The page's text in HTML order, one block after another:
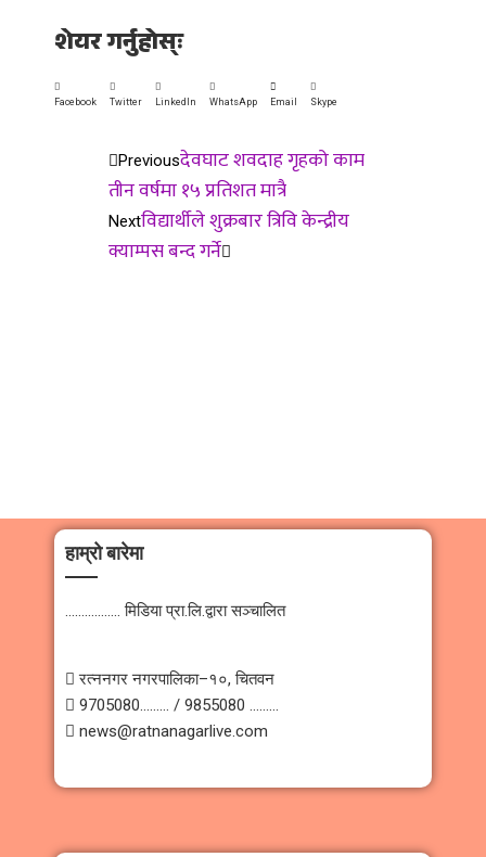
शेयर गर्नुहोस्ः
Facebook Twitter LinkedIn WhatsApp Email Skype
Previousदेवघाट शवदाह गृहको काम
तीन वर्षमा १५ प्रतिशत मात्रै
Nextविद्यार्थीले शुक्रबार त्रिवि केन्द्रीय
क्याम्पस बन्द गर्ने
हाम्रो बारेमा
…………….. मिडिया प्रा.लि.द्वारा सञ्चालित
 रत्ननगर नगरपालिका–१०, चितवन
 9705080……… / 9855080 ………
 news@ratnanagarlive.com